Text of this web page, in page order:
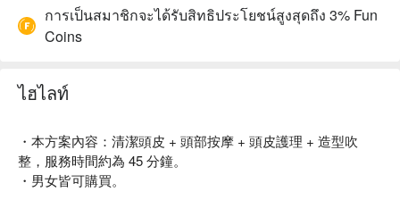
การเป็นสมาชิกจะได้รับสิทธิประโยชน์สูงสุดถึง 3% Fun
Coins
ไฮไลท์
・本方案內容：清潔頭皮 + 頭部按摩 + 頭皮護理 + 造型吹
整，服務時間約為 45 分鐘。
・男女皆可購買。